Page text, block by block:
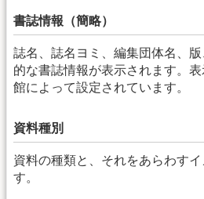
書誌情報（簡略）
誌名、誌名ヨミ、編集団体名、
的な書誌情報が表示されます。
館によって設定されています。
資料種別
資料の種類と、それをあらわす
す。